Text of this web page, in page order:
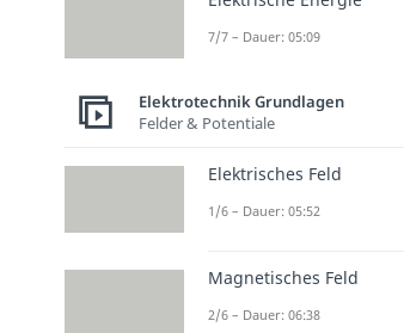
7/7 – Dauer: 05:09
Elektrotechnik Grundlagen
Felder & Potentiale
Elektrisches Feld
1/6 – Dauer: 05:52
Magnetisches Feld
2/6 – Dauer: 06:38